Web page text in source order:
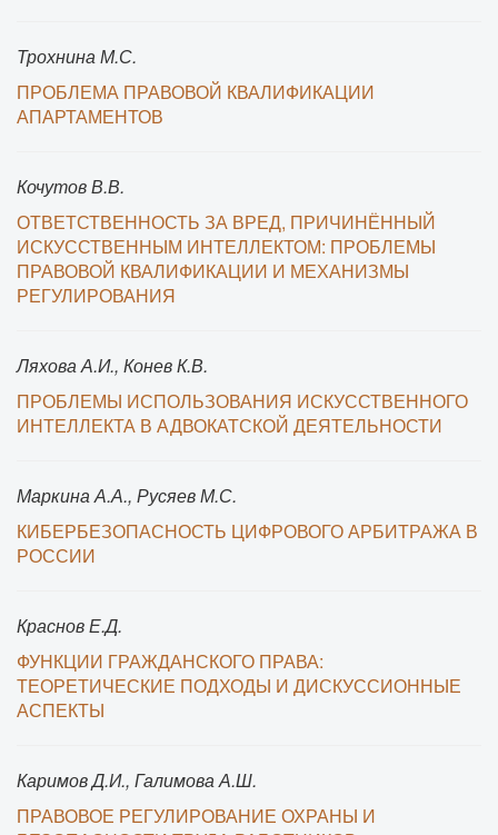
Трохнина М.С.
ПРОБЛЕМА ПРАВОВОЙ КВАЛИФИКАЦИИ
АПАРТАМЕНТОВ
Кочутов В.В.
ОТВЕТСТВЕННОСТЬ ЗА ВРЕД, ПРИЧИНЁННЫЙ
ИСКУССТВЕННЫМ ИНТЕЛЛЕКТОМ: ПРОБЛЕМЫ
ПРАВОВОЙ КВАЛИФИКАЦИИ И МЕХАНИЗМЫ
РЕГУЛИРОВАНИЯ
Ляхова А.И., Конев К.В.
ПРОБЛЕМЫ ИСПОЛЬЗОВАНИЯ ИСКУССТВЕННОГО
ИНТЕЛЛЕКТА В АДВОКАТСКОЙ ДЕЯТЕЛЬНОСТИ
Маркина А.А., Русяев М.С.
КИБЕРБЕЗОПАСНОСТЬ ЦИФРОВОГО АРБИТРАЖА В
РОССИИ
Краснов Е.Д.
ФУНКЦИИ ГРАЖДАНСКОГО ПРАВА:
ТЕОРЕТИЧЕСКИЕ ПОДХОДЫ И ДИСКУССИОННЫЕ
АСПЕКТЫ
Каримов Д.И., Галимова А.Ш.
ПРАВОВОЕ РЕГУЛИРОВАНИЕ ОХРАНЫ И